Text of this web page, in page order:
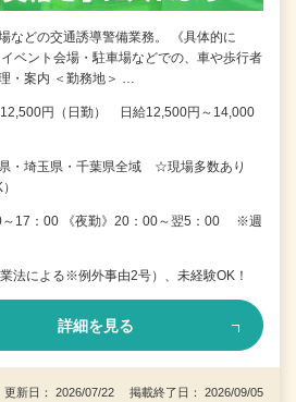
などの交通誘導警備業務。 《具体的に
ベント会場・駐車場などでの、車や歩行者
・案内 ＜勤務地＞ …
円（日勤） 日給12,500円～14,000
・埼玉県・千葉県全域 ☆現場多数あり
～17：00 《夜勤》20：00～翌5：00 ※週
法による※例外事由2号）、未経験OK！
詳細を見る
更新日： 2026/07/22 掲載終了日： 2026/09/05